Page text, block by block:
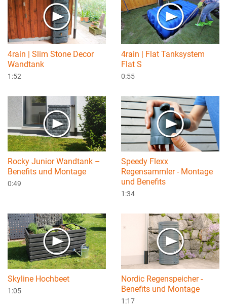
4rain | Slim Stone Decor
Wandtank
1:52
4rain | Flat Tanksystem
Flat S
0:55
Rocky Junior Wandtank –
Benefits und Montage
0:49
Speedy Flexx
Regensammler - Montage
und Benefits
1:34
Skyline Hochbeet
1:05
Nordic Regenspeicher -
Benefits und Montage
1:17